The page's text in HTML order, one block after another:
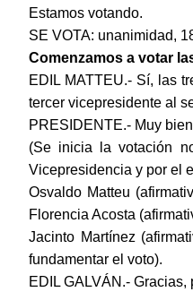
Estamos votando.
SE VOTA: unanimidad,
Comenzamos a votar
EDIL MATTEU.- Sí, las
tercer vicepresidente al
PRESIDENTE.- Muy
(Se inicia la votación
Vicepresidencia y por el
Osvaldo Matteu
Florencia Acosta
Jacinto Martínez
fundamentar el voto).
EDIL GALVÁN.- Gracias,